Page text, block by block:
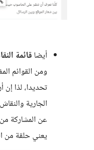
أيضاقائمة
ومن القوائم
تحديدا، لذا
الجارية
عن المشاركة
يعني حلقة من